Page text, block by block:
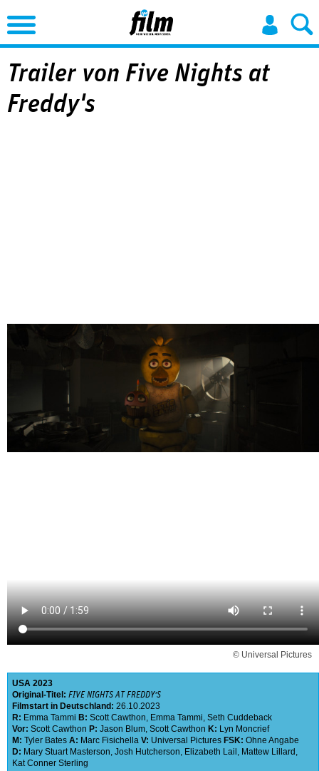
Jump to Navigation
Trailer von Five Nights at
Freddy's
© Universal Pictures
USA 2023
Original-Titel: FIVE NIGHTS AT FREDDY'S
Filmstart in Deutschland: 26.10.2023
R: Emma Tammi B: Scott Cawthon, Emma Tammi, Seth Cuddeback
Vor: Scott Cawthon P: Jason Blum, Scott Cawthon K: Lyn Moncrief
M: Tyler Bates A: Marc Fisichella V: Universal Pictures FSK: Ohne Angabe
D: Mary Stuart Masterson, Josh Hutcherson, Elizabeth Lail , Mattew Lillard ,
Kat Conner Sterling